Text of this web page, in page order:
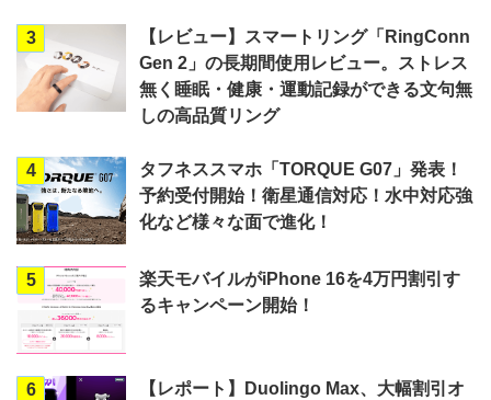
3
【レビュー】スマートリング「RingConn
Gen 2」の長期間使用レビュー。ストレス
無く睡眠・健康・運動記録ができる文句無
しの高品質リング
4
タフネススマホ「TORQUE G07」発表！
予約受付開始！衛星通信対応！水中対応強
化など様々な面で進化！
5
楽天モバイルがiPhone 16を4万円割引す
るキャンペーン開始！
6
【レポート】Duolingo Max、大幅割引オ